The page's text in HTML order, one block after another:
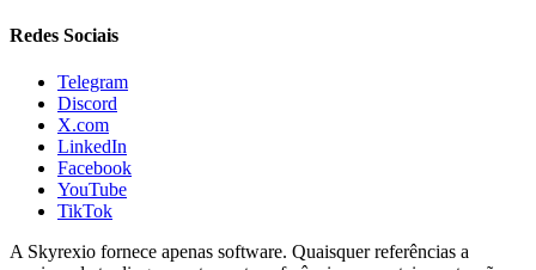
Redes Sociais
Telegram
Discord
X.com
LinkedIn
Facebook
YouTube
TikTok
A Skyrexio fornece apenas software. Quaisquer referências a